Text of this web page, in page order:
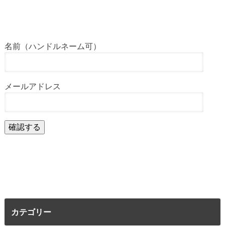
名前（ハンドルネーム可）
メールアドレス
カテゴリー